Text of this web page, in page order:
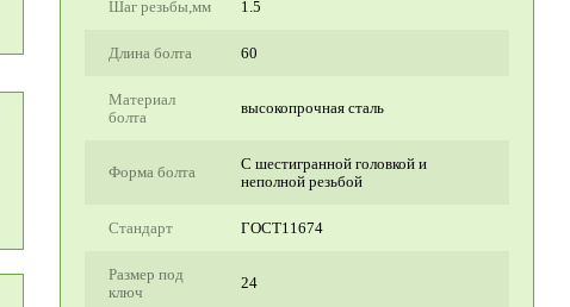
Шаг резьбы,мм 1.5
Длина болта 60
Материал
болта
высокопрочная сталь
Форма болта
С шестигранной головкой и
неполной резьбой
Стандарт ГОСТ11674
Размер под
ключ
24